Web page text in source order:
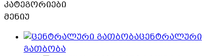
კატეგორიები
მენიუ
ცენტრალური
გათბობა